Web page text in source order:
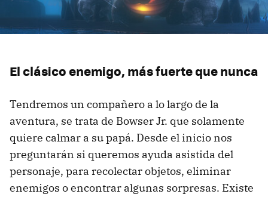
El clásico enemigo, más fuerte que nunca
Tendremos un compañero a lo largo de la
aventura, se trata de Bowser Jr. que solamente
quiere calmar a su papá. Desde el inicio nos
preguntarán si queremos ayuda asistida del
personaje, para recolectar objetos, eliminar
enemigos o encontrar algunas sorpresas. Existe